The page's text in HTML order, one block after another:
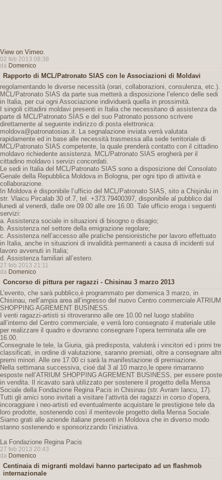
View on Vimeo.
02 feb 2013 08:38
da Domenico
Rapporto di MCL/Patronato SIAS con le Associazioni di Moldavi
regolamentando le diverse necessità (orari, collaborazioni, consulenza, etc.).
MCL/Patronato SIAS da parte sua metterà a disposizione l’elenco delle sedi
in Italia, per cui ogni Associazione individuerà quella in prossimità.
I singoli cittadini moldavi presenti in Italia che necessitano di assistenza da
parte di MCL/Patronato SIAS e del suo Patronato possono scrivere
direttamente al seguente indirizzo di posta elettronica:
moldova@patronatosias.it. La segnalazione inviata verrà valutata
rapidamente ed in base alle necessità trasmessa alla sede territoriale di
MCL/Patronato SIAS competente, la quale prenderà contatto con il cittadino
moldavo richiedente assistenza. MCL/Patronato SIAS erogherà per il
cittadino moldavo i servizi concordati.
Le sedi in Italia del MCL/Patronato SIAS sono a disposizione del Consolato
Genale della Repubblica Moldova in Bologna, per ogni tipo di attività e
collaborazione.
In Moldova è disponibile l’ufficio del MCL/Patronato SIAS, sito a Chişinău in
str. Vlaicu Pircalab 30 of.7, tel. +373.79400397, disponibile al pubblico dal
lunedi al venerdi, dalle ore 09.00 alle ore 16.00. Tale ufficio eroga i seguenti
servizi:
a. Assistenza sociale in situazioni di bisogno o disagio;
b. Assistenza nel settore della emigrazione regolare;
c. Assistenza nell’accesso alle pratiche pensionistiche per lavoro effettuato
in Italia, anche in situazioni di invalidità permanenti a causa di incidenti sul
lavoro avvenuti in Italia;
d. Assistenza familiari all’estero.
27 feb 2013 21:11
da Domenico
Concorso di pittura per ragazzi - Chisinau 3 marzo 2013
L’evento, che sarà pubblico,è programmato per domenica 3 marzo, in
Chisinau, nell’ampia area all’ingresso del nuovo Centro commerciale ATRIUM
SHOPPING AGREMENT BUSINESS.
I venti ragazzi-artisti si ritroveranno alle ore 10.00 nel luogo stabilito
all’interno del Centro commerciale, e verrà loro consegnato il materiale utile
per realizzare il quadro e dovranno consegnare l’opera terminata alle ore
16.00.
Consegnate le tele, la Giuria, già predisposta, valuterà i vincitori ed i primi tre
classificati, in ordine di valutazione, saranno premiati, oltre a consegnare altri
premi minori. Alle ore 17.00 ci sarà la manifestazione di premiazione.
Nella settimana successiva, cioé dal 3 al 10 marzo,le opere rimarranno
esposte nell’ATRIUM SHOPPING AGREMENT BUSINESS, per essere poste
in vendita. Il ricavato sarà utilizzato per sostenere il progetto della Mensa
Sociale della Fondazione Regina Pacis in Chisinau (str. Avram Iancu, 17).
Tutti gli amici sono invitati a visitare l’attività dei ragazzi in corso d’opera,
incoraggiare i neo-artisti ed eventualmente acquistare le prestigiose tele da
loro prodotte, sostenendo così il meritevole progetto della Mensa Sociale.
Siamo grati alle aziende italiane presenti in Moldova che in diverso modo
stanno sostenendo e sponsorizzando l’iniziativa.
La Fondazione Regina Pacis
27 feb 2013 20:43
da Domenico
Centinaia di migranti moldavi hanno partecipato ad un flashmob
internazionale